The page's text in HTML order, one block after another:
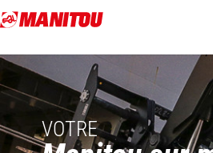
Aller
au
principal
VOTRE